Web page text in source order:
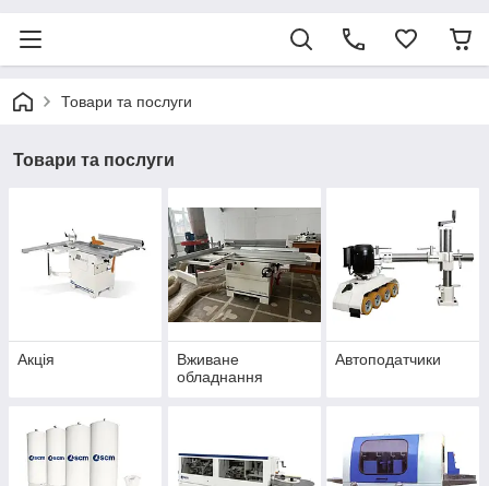
Товари та послуги
Товари та послуги
Акція
Вживане
обладнання
Автоподатчики